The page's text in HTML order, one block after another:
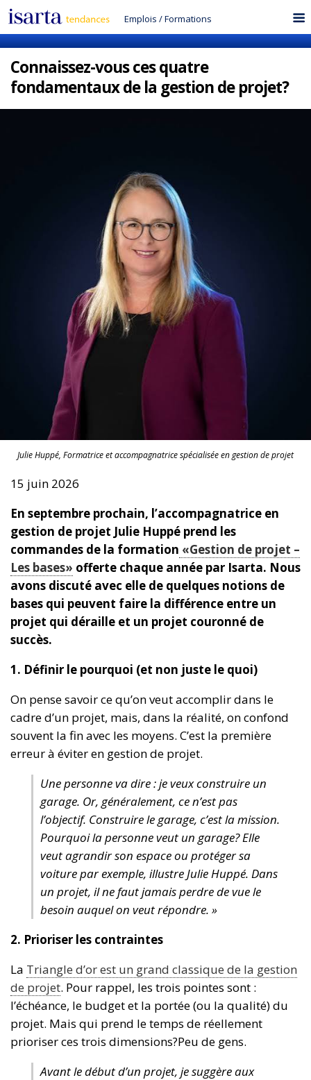
Emplois /Formations
Connaissez-vous ces quatre
fondamentaux de la gestion de projet?
Julie Huppé, Formatrice et accompagnatrice spécialisée en gestion de projet
15 juin 2026
En septembre prochain, l’accompagnatrice en
gestion de projet Julie Huppé prend les
commandes de la formation «Gestion de projet –
Les bases» offerte chaque année par Isarta. Nous
avons discuté avec elle de quelques notions de
bases qui peuvent faire la différence entre un
projet qui déraille et un projet couronné de
succès.
1. Définir le pourquoi (et non juste le quoi)
On pense savoir ce qu’on veut accomplir dans le
cadre d’un projet, mais, dans la réalité, on confond
souvent la fin avec les moyens. C’est la première
erreur à éviter en gestion de projet.
Une personne va dire : je veux construire un
garage. Or, généralement, ce n’est pas
l’objectif. Construire le garage, c’est la mission.
Pourquoi la personne veut un garage? Elle
veut agrandir son espace ou protéger sa
voiture par exemple, illustre Julie Huppé. Dans
un projet, il ne faut jamais perdre de vue le
besoin auquel on veut répondre. »
2. Prioriser les contraintes
La Triangle d’or est un grand classique de la gestion
de projet. Pour rappel, les trois pointes sont :
l’échéance, le budget et la portée (ou la qualité) du
projet. Mais qui prend le temps de réellement
prioriser ces trois dimensions?Peu de gens.
Avant le début d’un projet, je suggère aux